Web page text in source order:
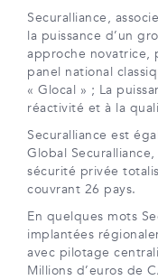
Securalliance,
la puissance d’un
approche novatrice,
panel national
« Glocal » ; La
réactivité et à la
Securalliance est
Global
sécurité privée
couvrant 26 pays.
En quelques mots
implantées
avec pilotage
Millions d’euros de